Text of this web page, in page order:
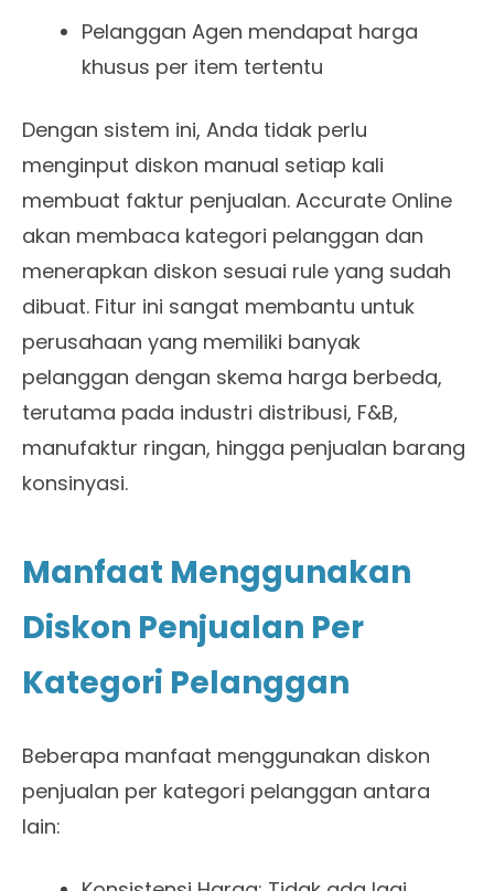
Pelanggan Agen mendapat harga
khusus per item tertentu
Dengan sistem ini, Anda tidak perlu
menginput diskon manual setiap kali
membuat faktur penjualan. Accurate Online
akan membaca kategori pelanggan dan
menerapkan diskon sesuai rule yang sudah
dibuat. Fitur ini sangat membantu untuk
perusahaan yang memiliki banyak
pelanggan dengan skema harga berbeda,
terutama pada industri distribusi, F&B,
manufaktur ringan, hingga penjualan barang
konsinyasi.
Manfaat Menggunakan
Diskon Penjualan Per
Kategori Pelanggan
Beberapa manfaat menggunakan diskon
penjualan per kategori pelanggan antara
lain: